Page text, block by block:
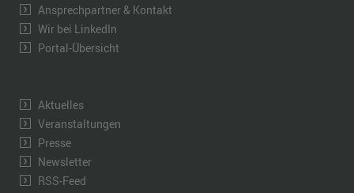
Ansprechpartner & Kontakt
Wir bei LinkedIn
Portal-Übersicht
Aktuelles
Veranstaltungen
Presse
Newsletter
RSS-Feed